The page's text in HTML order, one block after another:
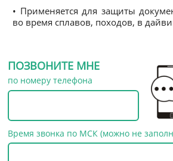
• Применяется для защиты
во время сплавов, походов, в
ПОЗВОНИТЕ МНЕ
по номеру телефона
Время звонка по МСК (можно не